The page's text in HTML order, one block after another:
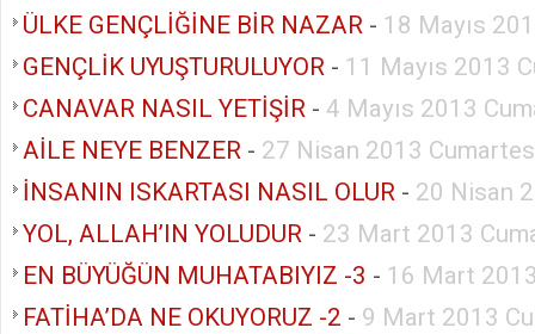
ÜLKE GENÇLİĞİNE BİR NAZAR - 18 Mayıs
GENÇLİK UYUŞTURULUYOR - 11 Mayıs 2013
CANAVAR NASIL YETİŞİR - 4 Mayıs 2013
AİLE NEYE BENZER - 27 Nisan 2013
İNSANIN ISKARTASI NASIL OLUR - 20 Nisan
YOL, ALLAH’IN YOLUDUR - 23 Mart 2013
EN BÜYÜĞÜN MUHATABIYIZ -3 - 16 Mart
FATİHA’DA NE OKUYORUZ -2 - 9 Mart 2013